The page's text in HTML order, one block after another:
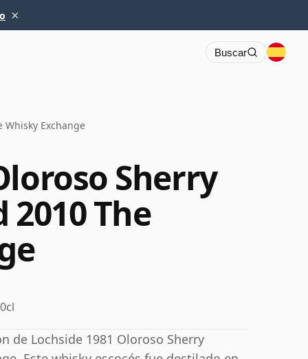
×
Buscar
Whisky Exchange
Sherry
The
de Lochside 1981 Oloroso Sherry